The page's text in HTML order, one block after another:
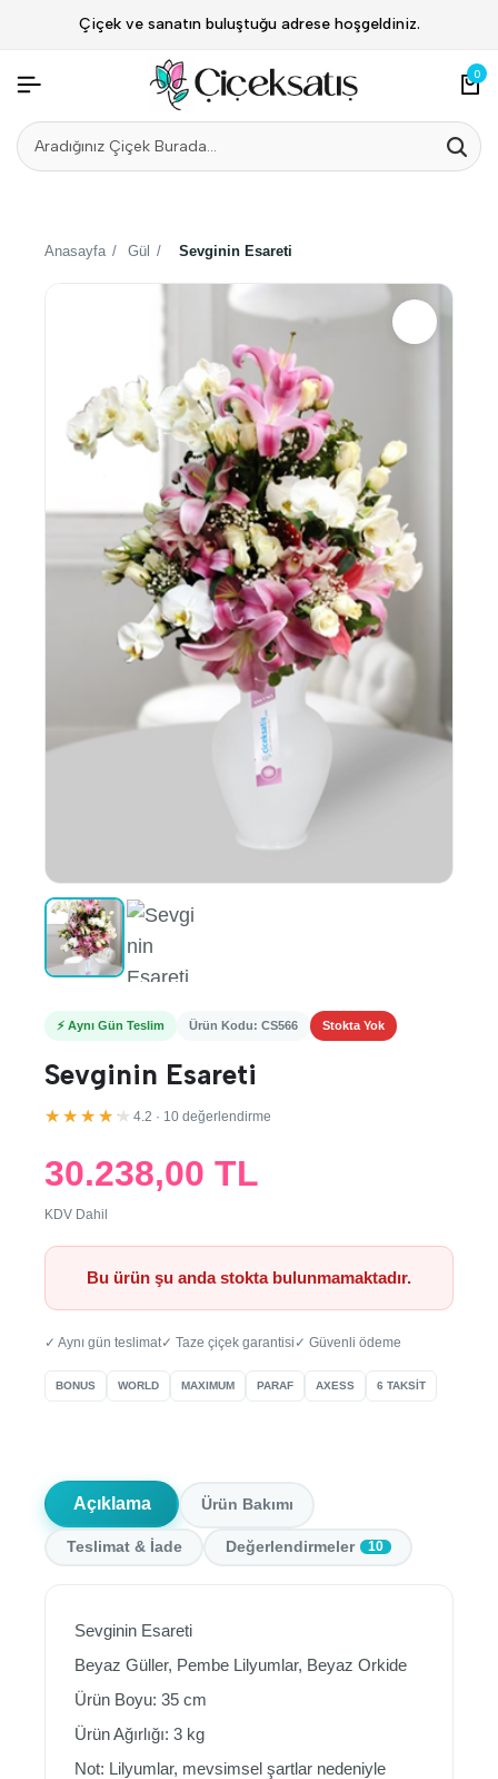
Çiçek ve sanatın buluştuğu adrese hoşgeldiniz.
0
Anasayfa / Gül / Sevginin Esareti
⚡ Aynı Gün Teslim Ürün Kodu: CS566 Stokta Yok
Sevginin Esareti
★★★★★ 4.2 · 10 değerlendirme
30.238,00 TL
KDV Dahil
Bu ürün şu anda stokta bulunmamaktadır.
✓ Aynı gün teslimat✓ Taze çiçek garantisi ✓ Güvenli ödeme
BONUS WORLD MAXIMUM PARAF AXESS 6 TAKSİT
Açıklama Ürün Bakımı
Teslimat & İade Değerlendirmeler 10
Sevginin Esareti
Beyaz Güller, Pembe Lilyumlar, Beyaz Orkide
Ürün Boyu: 35 cm
Ürün Ağırlığı: 3 kg
Not: Lilyumlar, mevsimsel şartlar nedeniyle